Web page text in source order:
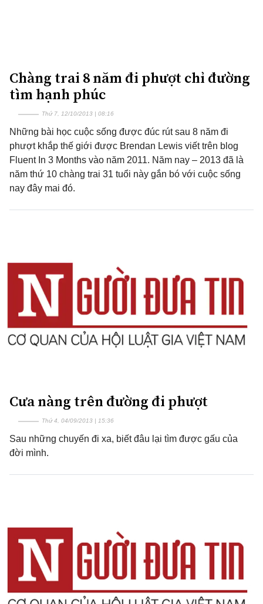
Chàng trai 8 năm đi phượt chỉ đường
tìm hạnh phúc
Thứ 7, 12/10/2013 | 08:16
Những bài học cuộc sống được đúc rút sau 8 năm đi
phượt khắp thế giới được Brendan Lewis viết trên blog
Fluent In 3 Months vào năm 2011. Năm nay – 2013 đã là
năm thứ 10 chàng trai 31 tuổi này gắn bó với cuộc sống
nay đây mai đó.
Cưa nàng trên đường đi phượt
Thứ 4, 04/09/2013 | 15:36
Sau những chuyến đi xa, biết đâu lại tìm được gấu của
đời mình.